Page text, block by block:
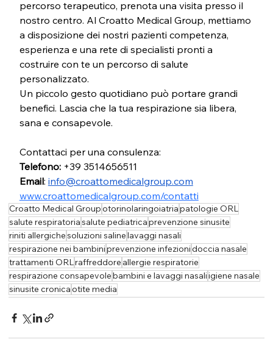
percorso terapeutico, prenota una visita presso il
nostro centro. Al Croatto Medical Group, mettiamo
a disposizione dei nostri pazienti competenza,
esperienza e una rete di specialisti pronti a
costruire con te un percorso di salute
personalizzato.
Un piccolo gesto quotidiano può portare grandi
benefici. Lascia che la tua respirazione sia libera,
sana e consapevole.
Contattaci per una consulenza:
Telefono: +39 3514656511
Email: info@croattomedicalgroup.com
www.croattomedicalgroup.com/contatti
Croatto Medical Groupotorinolaringoiatriapatologie ORL
salute respiratoriasalute pediatricaprevenzione sinusite
riniti allergichesoluzioni salinelavaggi nasali
respirazione nei bambiniprevenzione infezionidoccia nasale
trattamenti ORLraffreddore allergie respiratorie
respirazione consapevolebambini e lavaggi nasaliigiene nasale
sinusite cronicaotite media